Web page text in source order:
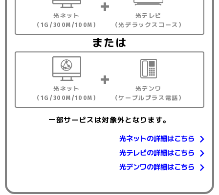
光ネット
（1G/300M/100M）
光テレビ
（光デラックスコース）
または
光ネット
（1G/300M/100M）
光デンワ
（ケーブルプラス電話）
一部サービスは対象外となります。
光ネットの詳細はこちら
光テレビの詳細はこちら
光デンワの詳細はこちら